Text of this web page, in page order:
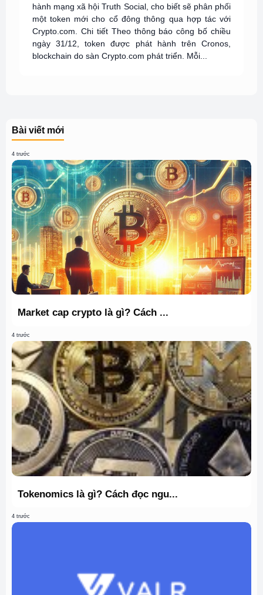
hành mạng xã hội Truth Social, cho biết sẽ phân phối
một token mới cho cổ đông thông qua hợp tác với
Crypto.com. Chi tiết Theo thông báo công bố chiều
ngày 31/12, token được phát hành trên Cronos,
blockchain do sàn Crypto.com phát triển. Mỗi...
Bài viết mới
4 trước
Market cap crypto là gì? Cách ...
4 trước
Tokenomics là gì? Cách đọc ngu...
4 trước